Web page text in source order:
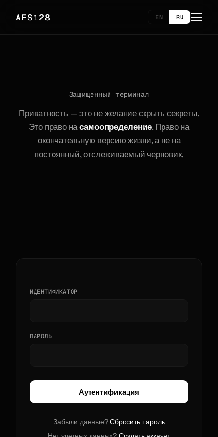
AES128 EN RU
Защищенный терминал
Приватность — это не желание скрыть секреты.
Это право насамоопределение. Право на
окончательную версию жизни, а не на
постоянный, отслеживаемый черновик.
ИДЕНТИФИКАТОР
ПАРОЛЬ
Аутентификация
Забыли данные? Сбросить пароль